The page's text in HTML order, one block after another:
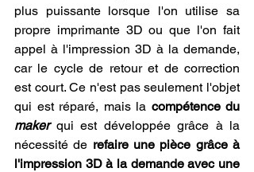
plus puissante lorsque l'on utilise sa
propre imprimante 3D ou que l'on fait
appel à l'impression 3D à la demande,
car le cycle de retour et de correction
est court. Ce n'est pas seulement l'objet
qui est réparé, mais la
maker qui est développée grâce à la
nécessité de refaire une pièce grâce à
l'impression 3D à la demande avec une